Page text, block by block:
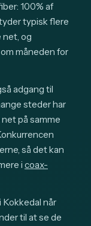
100% af
typisk flere
net, og
måneden for
adgang til
steder har
på samme
så det kan
i coax-
når
til at se de